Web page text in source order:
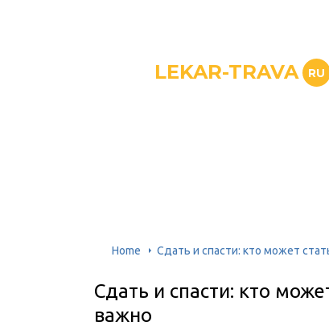
LEKAR-TRAVA RU
Home Сдать и спасти: кто может
Сдать и спасти: кто
важно